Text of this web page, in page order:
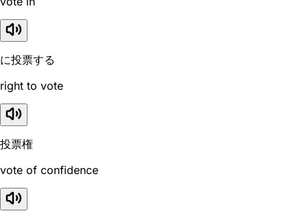
に投票する
right to vote
投票権
vote of confidence